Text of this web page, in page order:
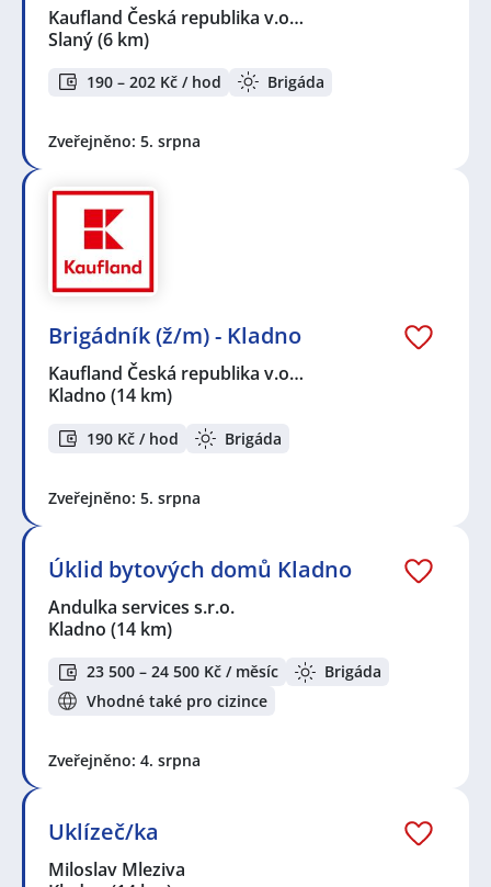
Kaufland Česká republika v.o…
Slaný(6 km)
190 – 202 Kč / hod Brigáda
Zveřejněno: 5. srpna
Brigádník (ž/m) - Kladno
Kaufland Česká republika v.o…
Kladno (14 km)
190 Kč / hod Brigáda
Zveřejněno: 5. srpna
Úklid bytových domů Kladno
Andulka services s.r.o.
Kladno (14 km)
23 500 – 24 500 Kč / měsíc
Brigáda
Vhodné také pro cizince
Zveřejněno: 4. srpna
Uklízeč/ka
Miloslav Mleziva